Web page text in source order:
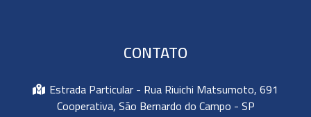
CONTATO
Estrada Particular - Rua Riuichi Matsumoto, 691
Cooperativa, São Bernardo do Campo - SP